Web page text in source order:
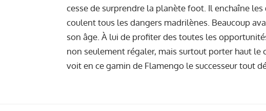
cesse de surprendre la planète foot. Il enchaîne
coulent tous les dangers madrilènes. Beaucoup
son âge. À lui de profiter des toutes les
non seulement régaler, mais surtout porter haut le
voit en ce gamin de Flamengo le successeur tout